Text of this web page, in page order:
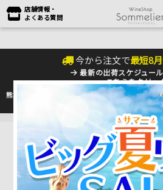
店舗情報・
よくある質問
今から注文で最短8月
最新の出荷スケジュー
こちらをクリッ
熊本地震の影響により九州への配送に遅れが生
のHP
をご確認下さ